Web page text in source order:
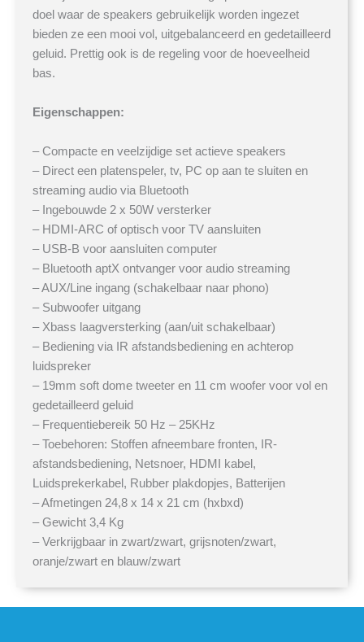
doel waar de speakers gebruikelijk worden ingezet
bieden ze een mooi vol, uitgebalanceerd en gedetailleerd
geluid. Prettig ook is de regeling voor de hoeveelheid
bas.
Eigenschappen:
– Compacte en veelzijdige set actieve speakers
– Direct een platenspeler, tv, PC op aan te sluiten en
streaming audio via Bluetooth
– Ingebouwde 2 x 50W versterker
– HDMI-ARC of optisch voor TV aansluiten
– USB-B voor aansluiten computer
– Bluetooth aptX ontvanger voor audio streaming
– AUX/Line ingang (schakelbaar naar phono)
– Subwoofer uitgang
– Xbass laagversterking (aan/uit schakelbaar)
– Bediening via IR afstandsbediening en achterop
luidspreker
– 19mm soft dome tweeter en 11 cm woofer voor vol en
gedetailleerd geluid
– Frequentiebereik 50 Hz – 25KHz
– Toebehoren: Stoffen afneembare fronten, IR-
afstandsbediening, Netsnoer, HDMI kabel,
Luidsprekerkabel, Rubber plakdopjes, Batterijen
– Afmetingen 24,8 x 14 x 21 cm (hxbxd)
– Gewicht 3,4 Kg
– Verkrijgbaar in zwart/zwart, grijsnoten/zwart,
oranje/zwart en blauw/zwart